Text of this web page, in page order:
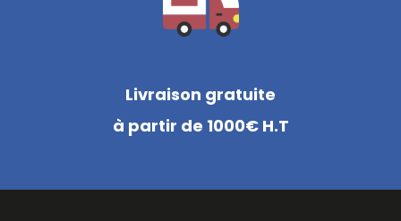
Livraison gratuite
à partir de 1000€ H.T